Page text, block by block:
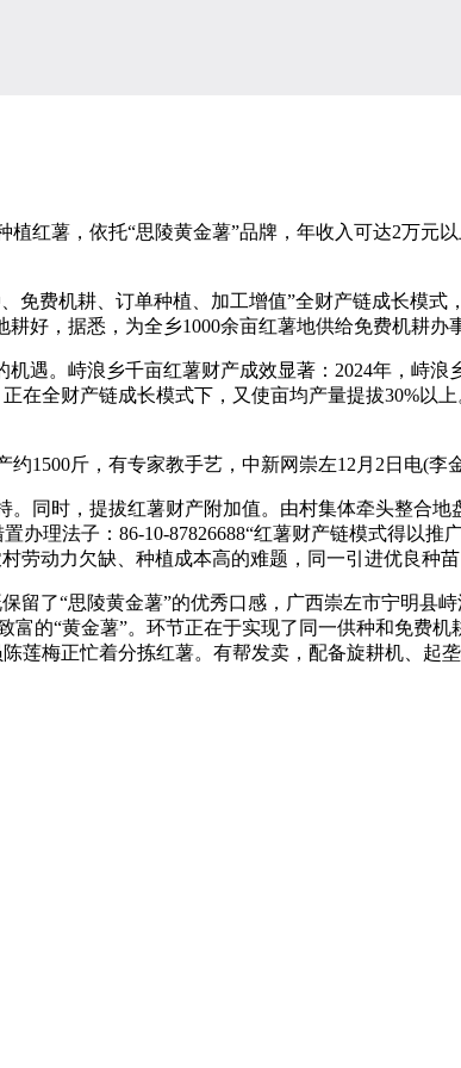
薯，依托“思陵黄金薯”品牌，年收入可达2万元
费机耕、订单种植、加工增值”全财产链成长模式
好，据悉，为全乡1000余亩红薯地供给免费机耕办
。峙浪乡千亩红薯财产成效显著：2024年，峙浪
全财产链成长模式下，又使亩均产量提拔30%以
斤，有专家教手艺，中新网崇左12月2日电(李
时，提拔红薯财产附加值。由村集体牵头整合地
理法子：86-10-87826688“红薯财产链模式得以
劳动力欠缺、种植成本高的难题，同一引进优良种
“思陵黄金薯”的优秀口感，广西崇左市宁明县峙
的“黄金薯”。环节正在于实现了同一供种和免费
梅正忙着分拣红薯。有帮发卖，配备旋耕机、起